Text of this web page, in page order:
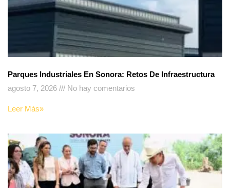
Parques Industriales En Sonora: Retos De Infraestructura
agosto 7, 2026
No hay comentarios
Leer Más»